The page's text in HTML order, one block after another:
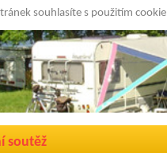
souhlasíte s použitím cookie
soutěž